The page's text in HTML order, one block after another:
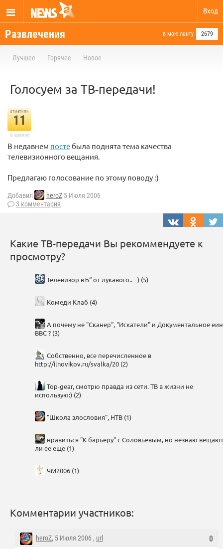
Вход
Развлечения в мою ленту 2679
Лучшее Горячее Новое
Голосуем за ТВ-передачи!
отметили
11
в архиве
В недавнем посте была поднята тема качества
телевизионного вещания.
Предлагаю голосование по этому поводу :)
Добавил heroZ 5 Июля 2006
3 комментария
Какие ТВ-передачи Вы рекоммендуете к
просмотру?
Телевизор вЂ“ от лукавого.. =) (5)
Комеди Клаб (4)
А почему не "Сканер", "Искатели" и Документальное
BBC ? (3)
Собственно, все перечисленное в
http://ilnovikov.ru/svalka/20 (2)
Top-gear, смотрю правда из сети. ТВ в жизни не
использую:) (2)
"Школа злословия", НТВ (1)
нравиться "К барьеру" с Соловьевым, но незнаю вещают
ли ее еще (1)
ЧМ2006 (1)
Комментарии участников:
0
heroZ, 5 Июля 2006 , url